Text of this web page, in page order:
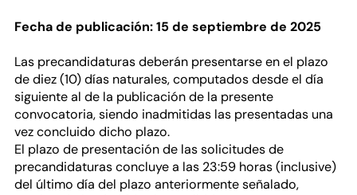
Fecha de publicación: 15 de septiembre de 2025
Las precandidaturas deberán presentarse en el plazo
de diez (10) días naturales, computados desde el día
siguiente al de la publicación de la presente
convocatoria, siendo inadmitidas las presentadas una
vez concluido dicho plazo.
El plazo de presentación de las solicitudes de
precandidaturas concluye a las 23:59 horas (inclusive)
del último día del plazo anteriormente señalado,